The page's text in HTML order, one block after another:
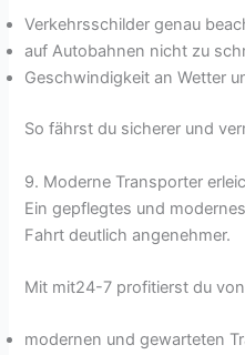
Verkehrsschilder genau
auf Autobahnen nicht zu
Geschwindigkeit an Wetter
So fährst du sicherer und
9. Moderne Transporter
Ein gepflegtes und
Fahrt deutlich angenehmer.
Mit mit24-7 profitierst du
modernen und gewarteten